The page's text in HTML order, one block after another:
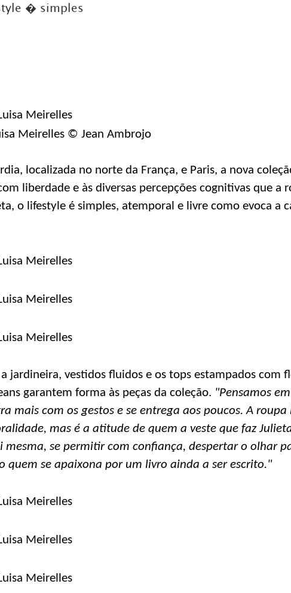
� simples
Meirelles © Jean Ambrojo
localizada no norte da França, e Paris, a nova
liberdade e às diversas percepções cognitivas que a
o lifestyle é simples, atemporal e livre como evoca a
jardineira, vestidos fluidos e os tops estampados com
garantem forma às peças da coleção. "Pensamos
mais com os gestos e se entrega aos poucos. A roupa
mas é a atitude de quem a veste que faz
mesma, se permitir com confiança, despertar o olhar
quem se apaixona por um livro ainda a ser escrito."